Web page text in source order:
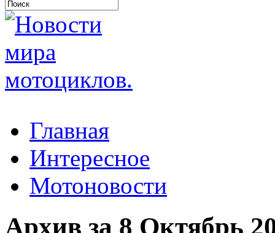
Главная
Интересное
Мотоновости
Архив за 8 Октябрь